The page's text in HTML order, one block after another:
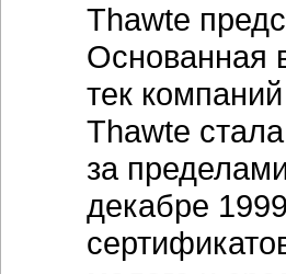
Thawte
Основанная
тек
Thawte
за
декабре